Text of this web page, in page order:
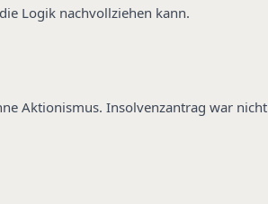
Logik nachvollziehen kann.
Aktionismus. Insolvenzantrag war